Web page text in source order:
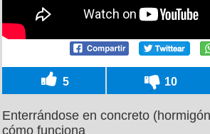
5 10
Enterrándose en concreto
cómo funciona